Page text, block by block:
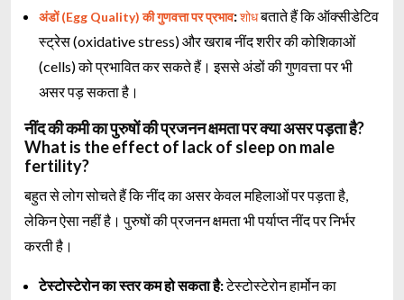
अंडों (Egg Quality) की गुणवत्ता पर प्रभाव:शोधबताते हैं कि ऑक्सीडेटिव
स्ट्रेस (oxidative stress) और खराब नींद शरीर की कोशिकाओं
(cells) को प्रभावित कर सकते हैं। इससे अंडों की गुणवत्ता पर भी
असर पड़ सकता है।
नींद की कमी का पुरुषों की प्रजनन क्षमता पर क्या असर पड़ता है?
What is the effect of lack of sleep on male
fertility?
बहुत से लोग सोचते हैं कि नींद का असर केवल महिलाओं पर पड़ता है,
लेकिन ऐसा नहीं है। पुरुषों की प्रजनन क्षमता भी पर्याप्त नींद पर निर्भर
करती है।
टेस्टोस्टेरोन का स्तर कम हो सकता है:टेस्टोस्टेरोन हार्मोन का